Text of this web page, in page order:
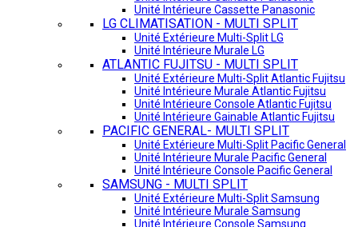
Unité Intérieure Cassette Panasonic
LG CLIMATISATION - MULTI SPLIT
Unité Extérieure Multi-Split LG
Unité Intérieure Murale LG
ATLANTIC FUJITSU - MULTI SPLIT
Unité Extérieure Multi-Split Atlantic Fujitsu
Unité Intérieure Murale Atlantic Fujitsu
Unité Intérieure Console Atlantic Fujitsu
Unité Intérieure Gainable Atlantic Fujitsu
PACIFIC GENERAL- MULTI SPLIT
Unité Extérieure Multi-Split Pacific General
Unité Intérieure Murale Pacific General
Unité Intérieure Console Pacific General
SAMSUNG - MULTI SPLIT
Unité Extérieure Multi-Split Samsung
Unité Intérieure Murale Samsung
Unité Intérieure Console Samsung